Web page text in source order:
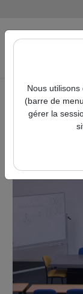
Accueil
2nd IAPR
Analysis and
Structural
Nous utilisons
(barre de
gérer la